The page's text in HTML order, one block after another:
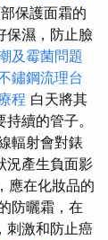
保護面霜的
保濕，防止臉
及霉菌問題
鏽鋼流理台
程 白天將其
續的管子。
輻射會對錶
況產生負面影
應在化妝品的
防曬霜，在
刺激和防止癌